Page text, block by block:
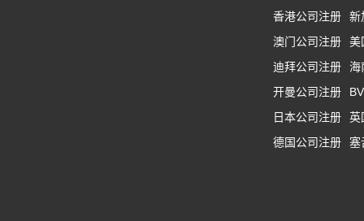
香港公司注册
新
澳门公司注册
美
迪拜公司注册
海
开曼公司注册
日本公司注册
英
德国公司注册
塞